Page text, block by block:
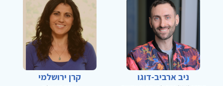
ניב ארביב-דוגו קרן ירושלמי